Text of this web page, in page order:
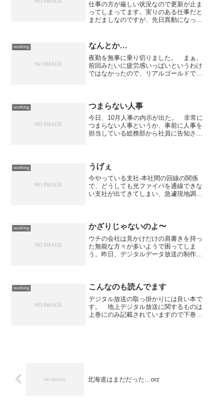
仕事の方が厳しい状況なので更新が止ま
ってしまってます。実りのある仕事だと
まだましなのですが、先日異動になった
うと、彼がやっていた日常業務に関して
の運用マニュアル（＝引き...
working なんとか…
夜勤を無事に乗り切りました。 まぁ、
前回みたいに疲労感いっぱいというわけ
ではなかったので、リアルゴールドでも
working つまらない人事
今日、10月人事の内示が出た。 非常に
つまらない人事というか、事前に人事を
担当している総務部から社員に告知され
のデジタル置局の波に対...
working うげぇ
今やっている支社-本社間の回線の関係
で、どうしても光ファイバを通線できな
い支社が出てきてしまい、急遽現地調査
い大変な事に... ...
working かざりじゃないのよ〜
ウチの会社は見かけだけの肩書きを持っ
た無能な方々が多いようで困ってしま
う。昨日、デジタルデータ放送の制作設
のレベルが低くて恥ずか...
working こんなのも読んでます
デジタル放送の取っ掛かりには良い本で
す。 地上デジタル放送に関するものは
上巻にのみ記載されていますので下巻は
北海道はまだだった…orz